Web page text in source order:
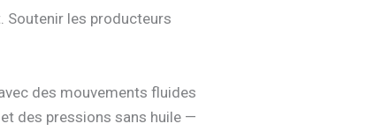
Soutenir les producteurs
des mouvements fluides
des pressions sans huile —